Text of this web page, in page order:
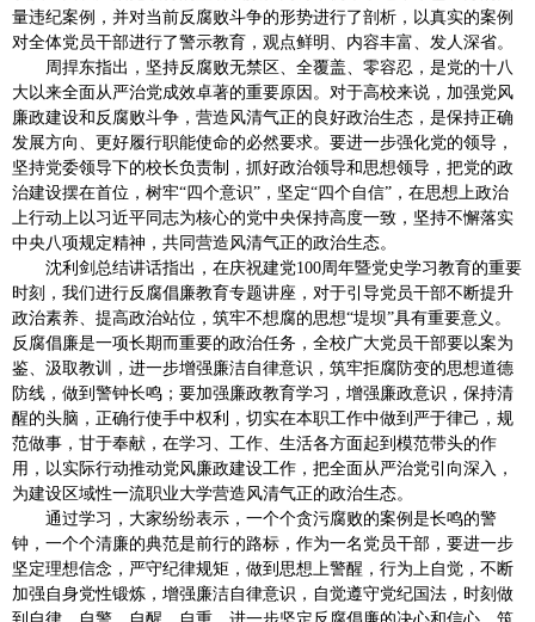
量违纪案例，并对当前反腐败斗争的形势进行了剖析，以真实的案例
对全体党员干部进行了警示教育，观点鲜明、内容丰富、发人深省。
周捍东指出，坚持反腐败无禁区、全覆盖、零容忍，是党的十八
大以来全面从严治党成效卓著的重要原因。对于高校来说，加强党风
廉政建设和反腐败斗争，营造风清气正的良好政治生态，是保持正确
发展方向、更好履行职能使命的必然要求。要进一步强化党的领导，
坚持党委领导下的校长负责制，抓好政治领导和思想领导，把党的政
治建设摆在首位，树牢“四个意识”，坚定“四个自信”，在思想上政治
上行动上以习近平同志为核心的党中央保持高度一致，坚持不懈落实
中央八项规定精神，共同营造风清气正的政治生态。
沈利剑总结讲话指出，在庆祝建党100周年暨党史学习教育的重要
时刻，我们进行反腐倡廉教育专题讲座，对于引导党员干部不断提升
政治素养、提高政治站位，筑牢不想腐的思想“堤坝”具有重要意义。
反腐倡廉是一项长期而重要的政治任务，全校广大党员干部要以案为
鉴、汲取教训，进一步增强廉洁自律意识，筑牢拒腐防变的思想道德
防线，做到警钟长鸣；要加强廉政教育学习，增强廉政意识，保持清
醒的头脑，正确行使手中权利，切实在本职工作中做到严于律己，规
范做事，甘于奉献，在学习、工作、生活各方面起到模范带头的作
用，以实际行动推动党风廉政建设工作，把全面从严治党引向深入，
为建设区域性一流职业大学营造风清气正的政治生态。
通过学习，大家纷纷表示，一个个贪污腐败的案例是长鸣的警
钟，一个个清廉的典范是前行的路标，作为一名党员干部，要进一步
坚定理想信念，严守纪律规矩，做到思想上警醒，行为上自觉，不断
加强自身党性锻炼，增强廉洁自律意识，自觉遵守党纪国法，时刻做